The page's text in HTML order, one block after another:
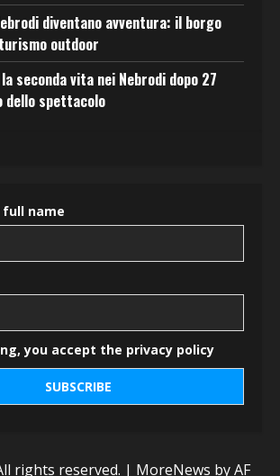
diventano avventura: il borgo
outdoor
seconda vita nei Nebrodi dopo 27
dello spettacolo
full name
you accept the privacy policy
rights reserved. | MoreNews by AF